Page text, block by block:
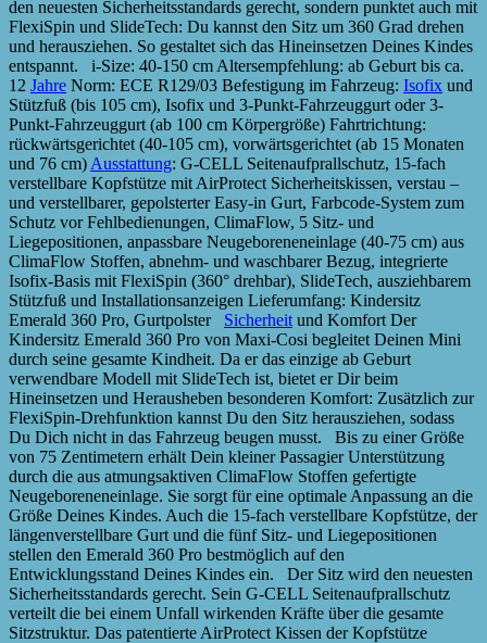
den neuesten Sicherheitsstandards gerecht, sondern punktet auch mit
FlexiSpin und SlideTech: Du kannst den Sitz um 360 Grad drehen
und herausziehen. So gestaltet sich das Hineinsetzen Deines Kindes
entspannt. i-Size: 40-150 cm Altersempfehlung: ab Geburt bis ca.
12 Jahre Norm: ECE R129/03 Befestigung im Fahrzeug: Isofix und
Stützfuß (bis 105 cm), Isofix und 3-Punkt-Fahrzeuggurt oder 3-
Punkt-Fahrzeuggurt (ab 100 cm Körpergröße) Fahrtrichtung:
rückwärtsgerichtet (40-105 cm), vorwärtsgerichtet (ab 15 Monaten
und 76 cm) Ausstattung: G-CELL Seitenaufprallschutz, 15-fach
verstellbare Kopfstütze mit AirProtect Sicherheitskissen, verstau –
und verstellbarer, gepolsterter Easy-in Gurt, Farbcode-System zum
Schutz vor Fehlbedienungen, ClimaFlow, 5 Sitz- und
Liegepositionen, anpassbare Neugeboreneneinlage (40-75 cm) aus
ClimaFlow Stoffen, abnehm- und waschbarer Bezug, integrierte
Isofix-Basis mit FlexiSpin (360° drehbar), SlideTech, ausziehbarem
Stützfuß und Installationsanzeigen Lieferumfang: Kindersitz
Emerald 360 Pro, Gurtpolster Sicherheit und Komfort Der
Kindersitz Emerald 360 Pro von Maxi-Cosi begleitet Deinen Mini
durch seine gesamte Kindheit. Da er das einzige ab Geburt
verwendbare Modell mit SlideTech ist, bietet er Dir beim
Hineinsetzen und Herausheben besonderen Komfort: Zusätzlich zur
FlexiSpin-Drehfunktion kannst Du den Sitz herausziehen, sodass
Du Dich nicht in das Fahrzeug beugen musst. Bis zu einer Größe
von 75 Zentimetern erhält Dein kleiner Passagier Unterstützung
durch die aus atmungsaktiven ClimaFlow Stoffen gefertigte
Neugeboreneneinlage. Sie sorgt für eine optimale Anpassung an die
Größe Deines Kindes. Auch die 15-fach verstellbare Kopfstütze, der
längenverstellbare Gurt und die fünf Sitz- und Liegepositionen
stellen den Emerald 360 Pro bestmöglich auf den
Entwicklungsstand Deines Kindes ein. Der Sitz wird den neuesten
Sicherheitsstandards gerecht. Sein G-CELL Seitenaufprallschutz
verteilt die bei einem Unfall wirkenden Kräfte über die gesamte
Sitzstruktur. Das patentierte AirProtect Kissen der Kopfstütze